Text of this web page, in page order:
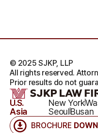
BROCHURE
U.S. New York
Asia
SeoulBusan
© 2025 SJKP, LLP
All rights reserved.
Prior results do not